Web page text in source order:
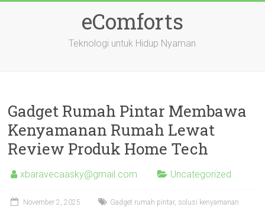
eComforts
Teknologi untuk Hidup Nyaman
Gadget Rumah Pintar Membawa
Kenyamanan Rumah Lewat
Review Produk Home Tech
xbaravecaasky@gmail.com Uncategorized
November 2, 2025
Gadget rumah pintar, solusi kenyamanan